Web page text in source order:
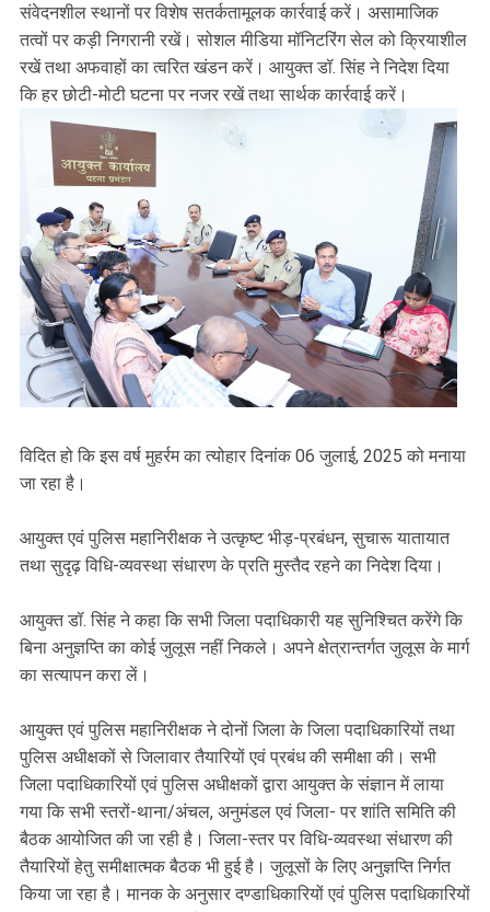
संवेदनशील स्थानों पर विशेष सतर्कतामूलक कार्रवाई करें। असामाजिक
तत्वों पर कड़ी निगरानी रखें। सोशल मीडिया मॉनिटरिंग सेल को क्रियाशील
रखें तथा अफवाहों का त्वरित खंडन करें। आयुक्त डॉ. सिंह ने निदेश दिया
कि हर छोटी-मोटी घटना पर नजर रखें तथा सार्थक कार्रवाई करें।
विदित हो कि इस वर्ष मुहर्रम का त्योहार दिनांक 06 जुलाई, 2025 को मनाया
जा रहा है।
आयुक्त एवं पुलिस महानिरीक्षक ने उत्कृष्ट भीड़-प्रबंधन, सुचारू यातायात
तथा सुदृढ़ विधि-व्यवस्था संधारण के प्रति मुस्तैद रहने का निदेश दिया।
आयुक्त डॉ. सिंह ने कहा कि सभी जिला पदाधिकारी यह सुनिश्चित करेंगे कि
बिना अनुज्ञप्ति का कोई जुलूस नहीं निकले। अपने क्षेत्रान्तर्गत जुलूस के मार्ग
का सत्यापन करा लें।
आयुक्त एवं पुलिस महानिरीक्षक ने दोनों जिला के जिला पदाधिकारियों तथा
पुलिस अधीक्षकों से जिलावार तैयारियों एवं प्रबंध की समीक्षा की। सभी
जिला पदाधिकारियों एवं पुलिस अधीक्षकों द्वारा आयुक्त के संज्ञान में लाया
गया कि सभी स्तरों-थाना/अंचल, अनुमंडल एवं जिला- पर शांति समिति की
बैठक आयोजित की जा रही है। जिला-स्तर पर विधि-व्यवस्था संधारण की
तैयारियों हेतु समीक्षात्मक बैठक भी हुई है। जुलूसों के लिए अनुज्ञप्ति निर्गत
किया जा रहा है। मानक के अनुसार दण्डाधिकारियों एवं पुलिस पदाधिकारियों